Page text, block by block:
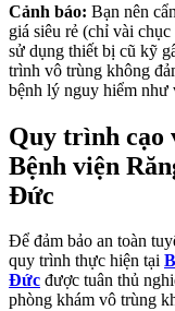
Cảnh báo: Bạn nên
giá siêu rẻ (chỉ vài
sử dụng thiết bị cũ kỹ
trình vô trùng không
bệnh lý nguy hiểm như
Quy trình cạo
Bệnh viện
Đức
Để đảm bảo an toàn
quy trình thực hiện tại
Đức được tuân thủ
phòng khám vô trùng